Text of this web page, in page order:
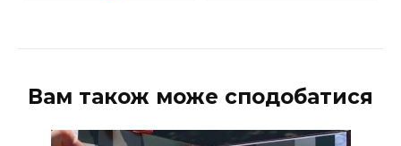
Вам також може сподобатися